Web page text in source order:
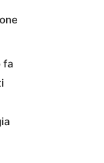
fa